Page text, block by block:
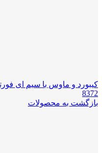
8372
بازگشت به محصولات